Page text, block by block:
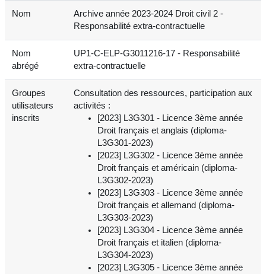
Nom
Archive année 2023-2024 Droit civil 2 -
Responsabilité extra-contractuelle
Nom
abrégé
UP1-C-ELP-G3011216-17 - Responsabilité
extra-contractuelle
Groupes
utilisateurs
inscrits
Consultation des ressources, participation aux
activités :
[2023] L3G301 - Licence 3ème année
Droit français et anglais (diploma-
L3G301-2023)
[2023] L3G302 - Licence 3ème année
Droit français et américain (diploma-
L3G302-2023)
[2023] L3G303 - Licence 3ème année
Droit français et allemand (diploma-
L3G303-2023)
[2023] L3G304 - Licence 3ème année
Droit français et italien (diploma-
L3G304-2023)
[2023] L3G305 - Licence 3ème année